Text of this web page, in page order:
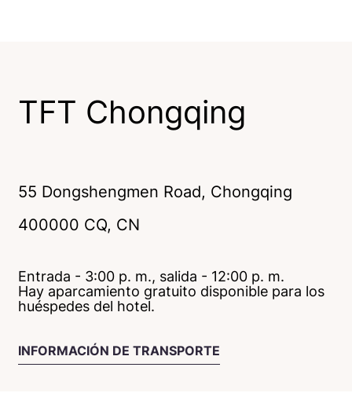
TFT Chongqing
55 Dongshengmen Road, Chongqing
400000 CQ, CN
Entrada - 3:00 p. m., salida - 12:00 p. m.
Hay aparcamiento gratuito disponible para los
huéspedes del hotel.
INFORMACIÓN DE TRANSPORTE